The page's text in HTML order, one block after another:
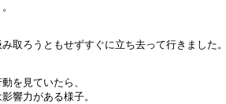
取ろうともせずすぐに立ち去って行きました
を見ていたら、
響力がある様子。